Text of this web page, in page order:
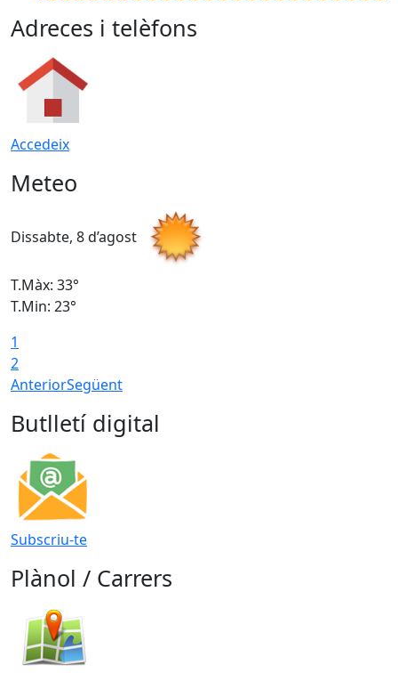
Adreces i telèfons
Accedeix
Meteo
Dissabte, 8 d’agost
T.Màx: 33°
T.Min: 23°
1
2
AnteriorSegüent
Butlletí digital
Subscriu-te
Plànol / Carrers